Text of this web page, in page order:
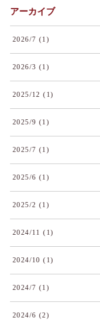
アーカイブ
2026/7 (1)
2026/3 (1)
2025/12 (1)
2025/9 (1)
2025/7 (1)
2025/6 (1)
2025/2 (1)
2024/11 (1)
2024/10 (1)
2024/7 (1)
2024/6 (2)